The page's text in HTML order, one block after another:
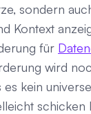
sondern
Kontext
für
wird
es kein
schicken